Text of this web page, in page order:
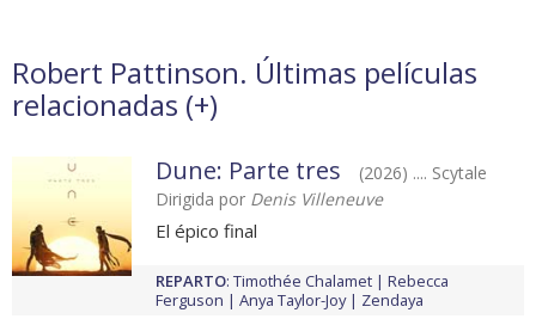
Robert Pattinson. Últimas películas
relacionadas (+)
Dune: Parte tres
(2026) .... Scytale
Dirigida por Denis Villeneuve
El épico final
REPARTO: Timothée Chalamet
Rebecca
Ferguson
Anya Taylor-Joy Zendaya